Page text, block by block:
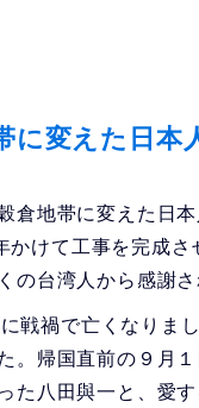
に変えた日本
倉地帯に変えた日
かけて工事を完成
の台湾人から感謝さ
戦禍で亡くなりま
。帰国直前の９月
た八田與一と、愛